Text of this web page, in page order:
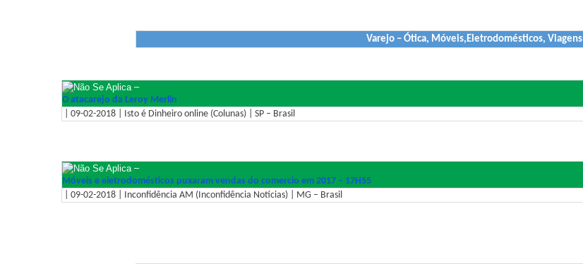
Varejo – Ótica, Móveis,Eletrodomésticos, Viagens
–
O atacarejo da Leroy Merlin
| 09-02-2018 | Isto é Dinheiro online (Colunas) | SP – Brasil
–
Móveis e eletrodomésticos puxaram vendas do comercio em 2017 – 17H55
| 09-02-2018 | Inconfidência AM (Inconfidência Notícias) | MG – Brasil